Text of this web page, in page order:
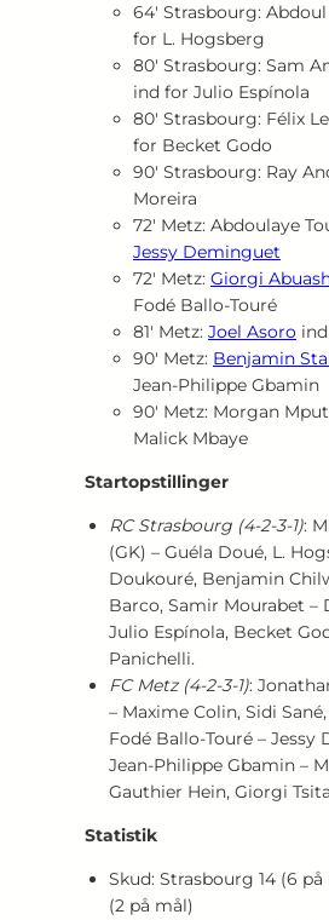
64′ Strasbourg:
for L. Hogsberg
80′ Strasbourg: Sam
ind for Julio Espínola
80′ Strasbourg: Félix
for Becket Godo
90′ Strasbourg: Ray
Moreira
72′ Metz: Abdoulaye
Jessy Deminguet
72′ Metz: Giorgi
Fodé Ballo‑Touré
81′ Metz: Joel Asoro
90′ Metz: Benjamin
Jean‑Philippe Gbamin
90′ Metz: Morgan
Malick Mbaye
Startopstillinger
RC Strasbourg (4‑2‑3‑1):
(GK) – Guéla Doué, L.
Doukouré, Benjamin
Barco, Samir Mourabet –
Julio Espínola, Becket
Panichelli.
FC Metz (4‑2‑3‑1):
– Maxime Colin, Sidi
Fodé Ballo‑Touré – Jessy
Jean‑Philippe Gbamin –
Gauthier Hein, Giorgi
Statistik
Skud: Strasbourg 14 (6
(2 på mål)